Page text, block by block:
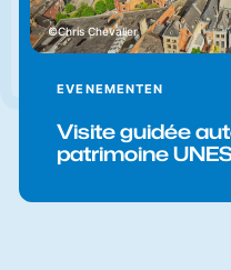
Chris Chevalier
EVENEMENTEN
Visite guidée
patrimoine